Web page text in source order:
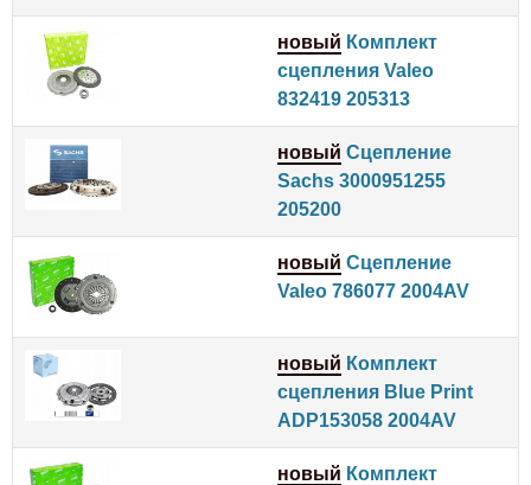
новый Комплект
сцепления Valeo
832419 205313
новый Сцепление
Sachs 3000951255
205200
новый Сцепление
Valeo 786077 2004AV
новый Комплект
сцепления Blue Print
ADP153058 2004AV
новый Комплект